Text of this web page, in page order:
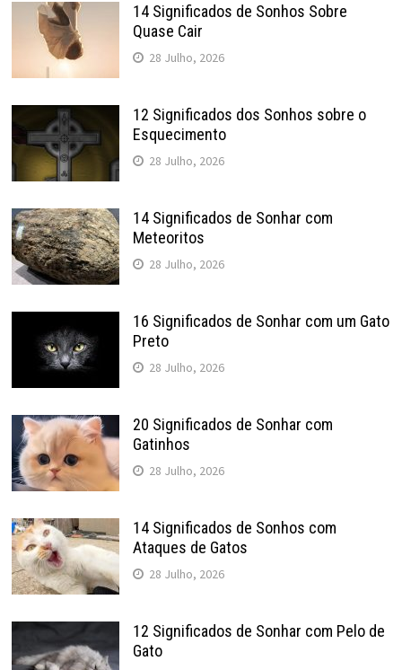
14 Significados de Sonhos Sobre
Quase Cair
28 Julho, 2026
12 Significados dos Sonhos sobre o
Esquecimento
28 Julho, 2026
14 Significados de Sonhar com
Meteoritos
28 Julho, 2026
16 Significados de Sonhar com um Gato
Preto
28 Julho, 2026
20 Significados de Sonhar com
Gatinhos
28 Julho, 2026
14 Significados de Sonhos com
Ataques de Gatos
28 Julho, 2026
12 Significados de Sonhar com Pelo de
Gato